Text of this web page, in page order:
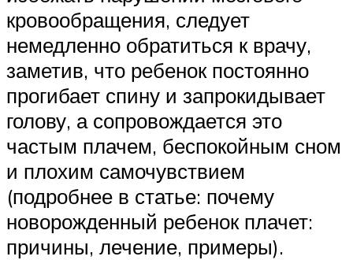
кровообращения, следует
немедленно обратиться к врачу,
заметив, что ребенок постоянно
прогибает спину и запрокидывает
голову, а сопровождается это
частым плачем, беспокойным сном
и плохим самочувствием
(подробнее в статье: почему
новорожденный ребенок плачет:
причины, лечение, примеры).